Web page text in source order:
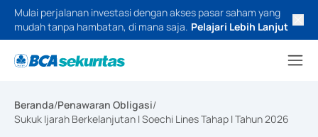
Mulai perjalanan investasi dengan akses pasar saham yang
mudah tanpa hambatan, di mana saja. Pelajari Lebih Lanjut
Beranda/Penawaran Obligasi/
Sukuk Ijarah Berkelanjutan I Soechi Lines Tahap I Tahun 2026